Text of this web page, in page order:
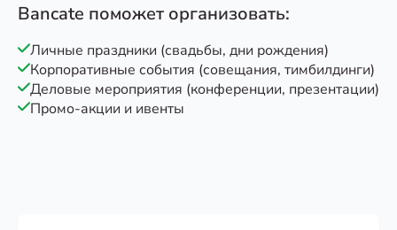
Bancate поможет организовать:
Личные праздники (свадьбы, дни рождения)
Корпоративные события (совещания, тимбилдинги)
Деловые мероприятия (конференции, презентации)
Промо-акции и ивенты